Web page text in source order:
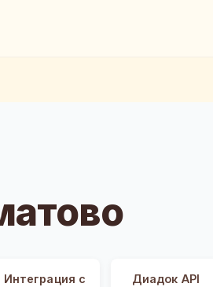
Интеграция с
Диадок API